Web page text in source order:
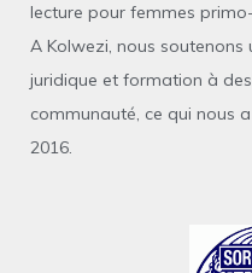
lecture pour femmes
A Kolwezi, nous
juridique et formation à
communauté, ce qui nous
2016.